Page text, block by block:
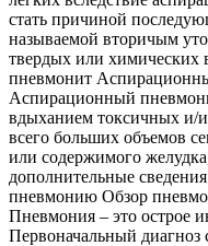
стать причиной
называемой вторичым
твердых или химических
пневмонит
Аспирационный
вдыханием токсичных и/
всего больших объемов
или содержимого
дополнительные
пневмонию Обзор
Пневмония – это острое
Первоначальный диагноз